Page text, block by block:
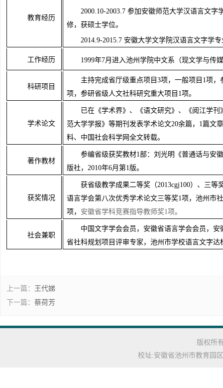
教育经历
2000.10-2003.7 参加安徽师范大学汉语言文字
修，获硕士学位。
2014.9-2015.7 安徽大学文学院汉语言文字学
工作经历 1999年7月进入池州学院中文系（现文学与传
科研项目
主持完成省厅级重点项目 3项，一般项目1项，
项，参研省级人文社科研究重大项目1项。
学术论文
已在《学术界》、《语文研究》、《阅江学
范大学学报》等期刊发表学术论文20余篇，1篇文
料、中国社会科学网全文转载。
著作教材
参编省级获奖教材1部：刘光明《普通话与安
版社，2010年6月第1版。
获奖情况
获省级教学成果二等奖（2013cgj100）、三等
语言学会第八次优秀学术论文三等奖1项，池州市
项， 安徽省学科竞赛指导教师奖1项。
社会兼职
中国文字学会会员，安徽省语言学会会员，
省社科规划项目评审专家，池州市学校语言文字达
上一篇： 王代娣
下一篇： 蔡荷芳
版权所
校址:安徽省池州市教育园